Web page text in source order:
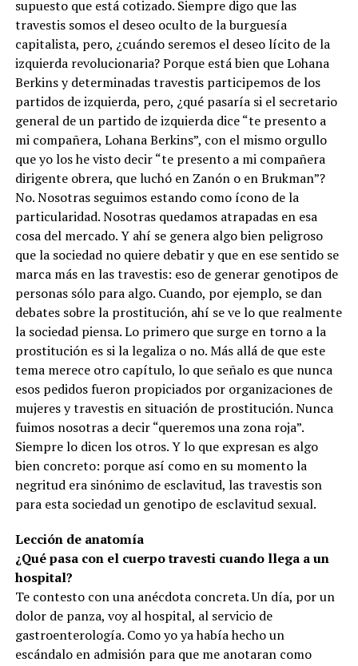
supuesto que está cotizado. Siempre digo que las
travestis somos el deseo oculto de la burguesía
capitalista, pero, ¿cuándo seremos el deseo lícito de la
izquierda revolucionaria? Porque está bien que Lohana
Berkins y determinadas travestis participemos de los
partidos de izquierda, pero, ¿qué pasaría si el secretario
general de un partido de izquierda dice “te presento a
mi compañera, Lohana Berkins”, con el mismo orgullo
que yo los he visto decir “te presento a mi compañera
dirigente obrera, que luchó en Zanón o en Brukman”?
No. Nosotras seguimos estando como ícono de la
particularidad. Nosotras quedamos atrapadas en esa
cosa del mercado. Y ahí se genera algo bien peligroso
que la sociedad no quiere debatir y que en ese sentido se
marca más en las travestis: eso de generar genotipos de
personas sólo para algo. Cuando, por ejemplo, se dan
debates sobre la prostitución, ahí se ve lo que realmente
la sociedad piensa. Lo primero que surge en torno a la
prostitución es si la legaliza o no. Más allá de que este
tema merece otro capítulo, lo que señalo es que nunca
esos pedidos fueron propiciados por organizaciones de
mujeres y travestis en situación de prostitución. Nunca
fuimos nosotras a decir “queremos una zona roja”.
Siempre lo dicen los otros. Y lo que expresan es algo
bien concreto: porque así como en su momento la
negritud era sinónimo de esclavitud, las travestis son
para esta sociedad un genotipo de esclavitud sexual.
Lección de anatomía
¿Qué pasa con el cuerpo travesti cuando llega a un
hospital?
Te contesto con una anécdota concreta. Un día, por un
dolor de panza, voy al hospital, al servicio de
gastroenterología. Como yo ya había hecho un
escándalo en admisión para que me anotaran como